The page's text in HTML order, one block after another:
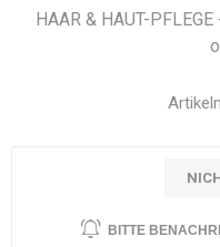
HAAR & HAUT-